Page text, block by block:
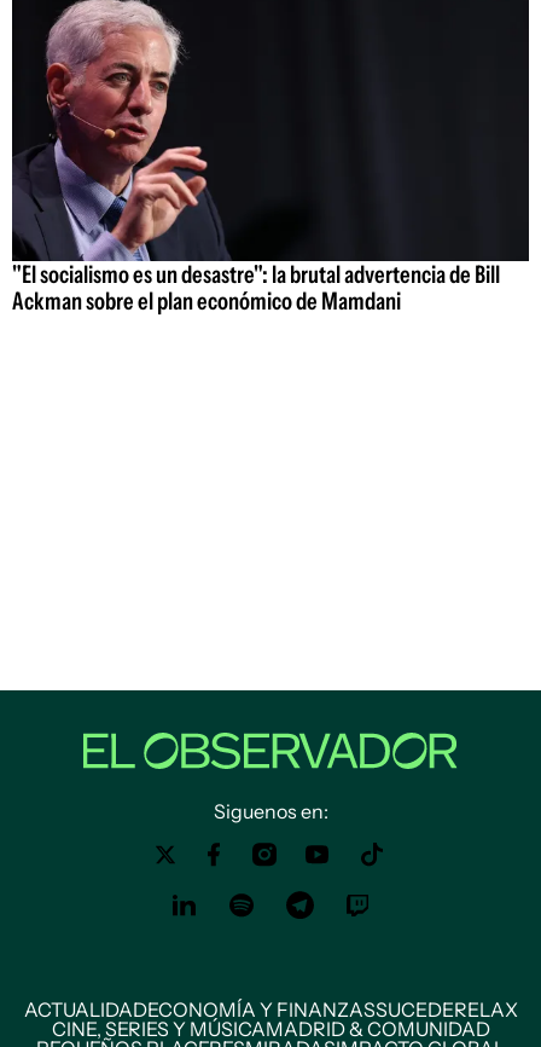
"El socialismo es un desastre": la brutal advertencia de Bill
Ackman sobre el plan económico de Mamdani
Siguenos en:
ACTUALIDADECONOMÍA Y FINANZASSUCEDERELAX
CINE, SERIES Y MÚSICAMADRID & COMUNIDAD